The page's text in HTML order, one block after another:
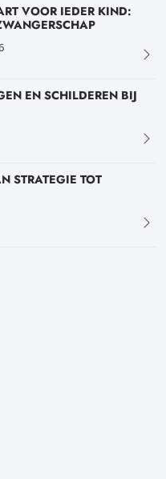
VOOR IEDER KIND:
EN SCHILDEREN BIJ
STRATEGIE TOT